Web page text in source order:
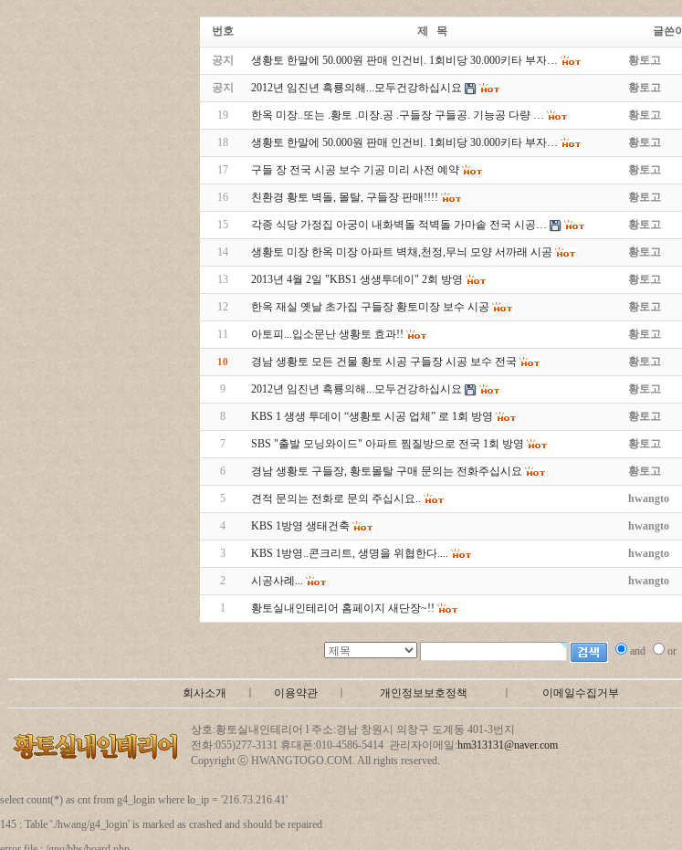
번호
제 목 글쓴이
공지 생황토 한말에 50.000원 판매 인건비. 1회비당 30.000키타 부자… 황토고
공지 2012년 임진년 흑룡의해...모두건강하십시요 황토고
19 한옥 미장..또는 .황토 .미장.공 .구들장 구들공. 기능공 다량 … 황토고
18 생황토 한말에 50.000원 판매 인건비. 1회비당 30.000키타 부자… 황토고
17 구들 장 전국 시공 보수 기공 미리 사전 예약 황토고
16 친환경 황토 벽돌, 몰탈, 구들장 판매!!!! 황토고
15 각종 식당 가정집 아궁이 내화벽돌 적벽돌 가마솥 전국 시공… 황토고
14 생황토 미장 한옥 미장 아파트 벽채,천정,무늬 모양 서까래 시공 황토고
13 2013년 4월 2일 "KBS1 생생투데이" 2회 방영 황토고
12 한옥 재실 옛날 초가집 구들장 황토미장 보수 시공 황토고
11 아토피...입소문난 생황토 효과!! 황토고
10 경남 생황토 모든 건물 황토 시공 구들장 시공 보수 전국 황토고
9 2012년 임진년 흑룡의해...모두건강하십시요 황토고
8 KBS 1 생생 투데이 “생황토 시공 업체” 로 1회 방영 황토고
7 SBS "출발 모닝와이드" 아파트 찜질방으로 전국 1회 방영 황토고
6 경남 생황토 구들장, 황토몰탈 구매 문의는 전화주십시요 황토고
5 견적 문의는 전화로 문의 주십시요.. hwangto
4 KBS 1방영 생태건축 hwangto
3 KBS 1방영..콘크리트, 생명을 위협한다.... hwangto
2 시공사례... hwangto
1 황토실내인테리어 홈페이지 새단장~!!
and or
회사소개 이용약관 개인정보보호정책 이메일수집거부
상호:황토실내인테리어 l 주소:경남 창원시 의창구 도계동 401-3번지
전화:055)277-3131 휴대폰:010-4586-5414 관리자이메일:hm313131@naver.com
Copyright ⓒ HWANGTOGO.COM. All rights reserved.
select count(*) as cnt from g4_login where lo_ip = '216.73.216.41'
145 : Table './hwang/g4_login' is marked as crashed and should be repaired